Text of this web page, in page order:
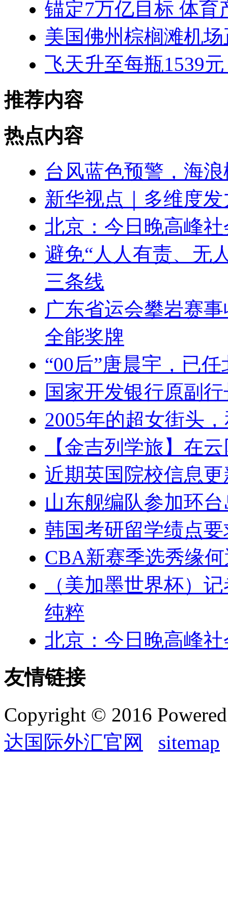
锚定7万亿目标 体育
美国佛州棕榈滩机
飞天升至每瓶1539
推荐内容
热点内容
台风蓝色预警，海
新华视点｜多维度
北京：今日晚高峰
避免“人人有责、无
三条线
广东省运会攀岩赛
全能奖牌
“00后”唐晨宇，已
国家开发银行原副
2005年的超女街头
【金吉列学旅】在
近期英国院校信息更
山东舰编队参加环
韩国考研留学绩点
CBA新赛季选秀缘
（美加墨世界杯）
纯粹
北京：今日晚高峰
友情链接
Copyright © 2016
达国际外汇官网
sitemap